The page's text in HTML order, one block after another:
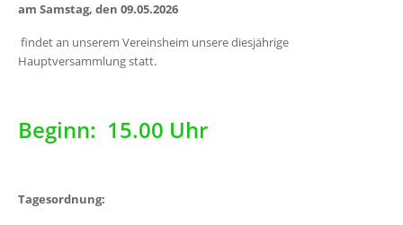
am Samstag, den 09.05.2026
findet an unserem Vereinsheim unsere diesjährige
Hauptversammlung statt.
Beginn: 15.00 Uhr
Tagesordnung: